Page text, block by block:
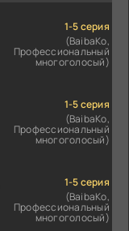
1-5 серия
(BaibaKo,
Профессиональный
многоголосый)
1-5 серия
(BaibaKo,
Профессиональный
многоголосый)
1-5 серия
(BaibaKo,
Профессиональный
многоголосый)